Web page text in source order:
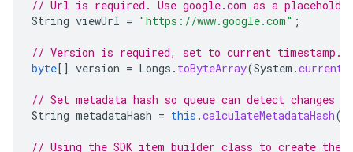
// Url is required. Use google.com as a
String viewUrl = "https://www.google.com" ;
// Version is required, set to current timestamp.
byte[] version = Longs . toByteArray(System .
// Set metadata hash so queue can detect changes
String metadataHash = this .calculateMetadataHash(
// Using the SDK item builder class to create the